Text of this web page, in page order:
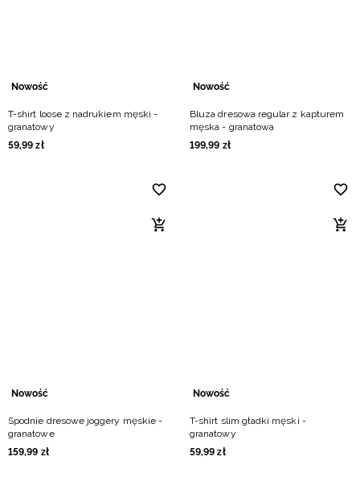
Nowość
T-shirt loose z nadrukiem męski -
granatowy
59,99 zł
Nowość
Bluza dresowa regular z kapturem
męska - granatowa
199,99 zł
Nowość
Spodnie dresowe joggery męskie -
granatowe
159,99 zł
Nowość
T-shirt slim gładki męski -
granatowy
59,99 zł